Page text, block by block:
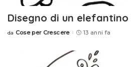
Disegno di un
Posted
da Cose per Crescere 13 anni fa